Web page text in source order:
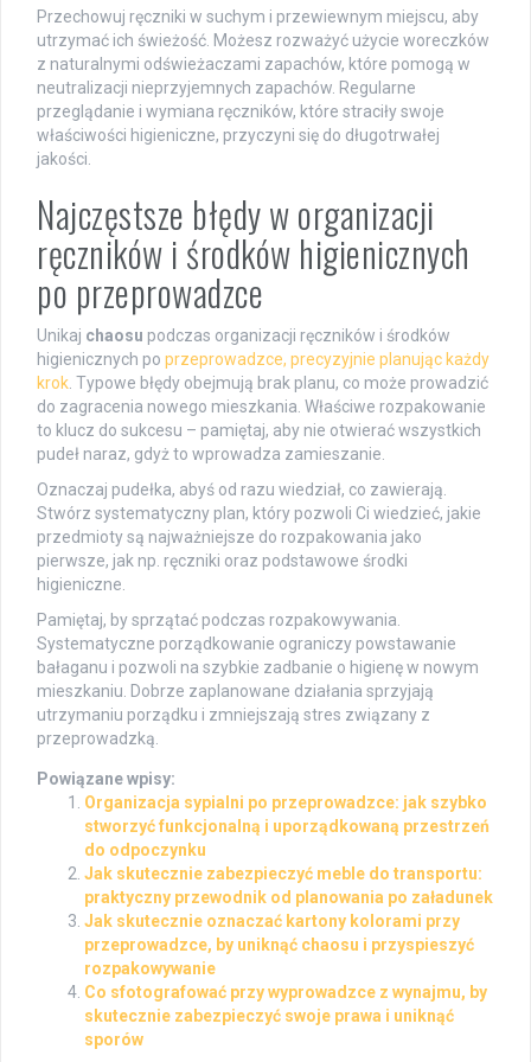
Przechowuj ręczniki w suchym i przewiewnym miejscu, aby
utrzymać ich świeżość. Możesz rozważyć użycie woreczków
z naturalnymi odświeżaczami zapachów, które pomogą w
neutralizacji nieprzyjemnych zapachów. Regularne
przeglądanie i wymiana ręczników, które straciły swoje
właściwości higieniczne, przyczyni się do długotrwałej
jakości.
Najczęstsze błędy w organizacji
ręczników i środków higienicznych
po przeprowadzce
Unikaj chaosu podczas organizacji ręczników i środków
higienicznych po przeprowadzce, precyzyjnie planując każdy
krok . Typowe błędy obejmują brak planu, co może prowadzić
do zagracenia nowego mieszkania. Właściwe rozpakowanie
to klucz do sukcesu – pamiętaj, aby nie otwierać wszystkich
pudeł naraz, gdyż to wprowadza zamieszanie.
Oznaczaj pudełka, abyś od razu wiedział, co zawierają.
Stwórz systematyczny plan, który pozwoli Ci wiedzieć, jakie
przedmioty są najważniejsze do rozpakowania jako
pierwsze, jak np. ręczniki oraz podstawowe środki
higieniczne.
Pamiętaj, by sprzątać podczas rozpakowywania.
Systematyczne porządkowanie ograniczy powstawanie
bałaganu i pozwoli na szybkie zadbanie o higienę w nowym
mieszkaniu. Dobrze zaplanowane działania sprzyjają
utrzymaniu porządku i zmniejszają stres związany z
przeprowadzką.
Powiązane wpisy:
Organizacja sypialni po przeprowadzce: jak szybko
stworzyć funkcjonalną i uporządkowaną przestrzeń
do odpoczynku
Jak skutecznie zabezpieczyć meble do transportu:
praktyczny przewodnik od planowania po załadunek
Jak skutecznie oznaczać kartony kolorami przy
przeprowadzce, by uniknąć chaosu i przyspieszyć
rozpakowywanie
Co sfotografować przy wyprowadzce z wynajmu, by
skutecznie zabezpieczyć swoje prawa i uniknąć
sporów